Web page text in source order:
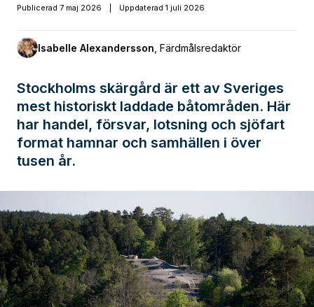
Publicerad 7 maj 2026 Uppdaterad 1 juli 2026
Isabelle Alexandersson Färdmålsredaktör
Stockholms skärgård är ett av Sveriges
mest historiskt laddade båtområden. Här
har handel, försvar, lotsning och sjöfart
format hamnar och samhällen i över
tusen år.